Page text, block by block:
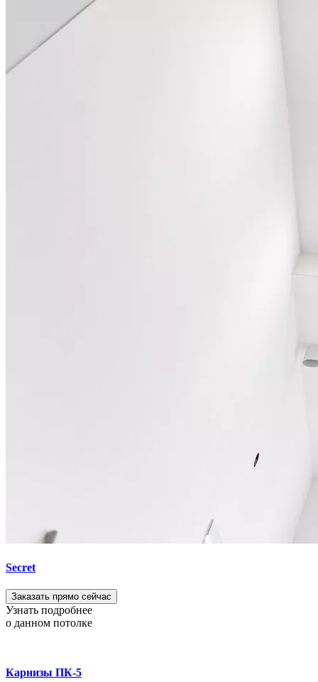
Secret
Заказать прямо сейчас
Узнать подробнее
о данном потолке
Карнизы ПК-5